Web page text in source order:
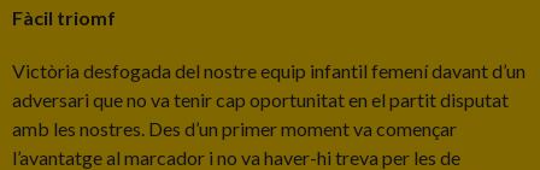
Fàcil triomf
Victòria desfogada del nostre equip infantil femení davant d’un
adversari que no va tenir cap oportunitat en el partit disputat
amb les nostres. Des d’un primer moment va començar
l’avantatge al marcador i no va haver-hi treva per les de